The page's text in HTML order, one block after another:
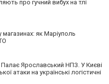
про гучний вибух на тлі
магазинах: як Маріуполь
Ярославський НПЗ. У Києві
атаки на українські логістичні